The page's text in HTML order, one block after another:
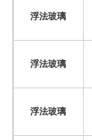
浮法玻璃
浮法玻璃
浮法玻璃